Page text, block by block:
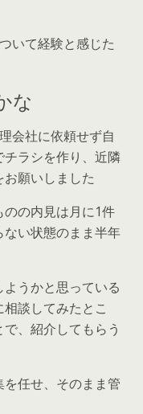
いて経験と感じた
な
会社に依頼せず自
ラシを作り、近隣
願いしました
のの内見は月に1件
い状態のまま半年
うかと思っている
談してみたとこ
、紹介してもらう
任せ、そのまま管